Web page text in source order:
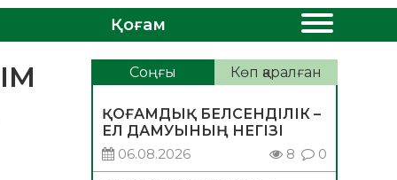
Қоғам
Соңғы Көп қаралған
ҚОҒАМДЫҚ БЕЛСЕНДІЛІК –
ЕЛ ДАМУЫНЫҢ НЕГІЗІ
06.08.2026
8 0